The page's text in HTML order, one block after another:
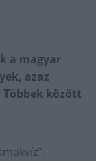
a magyar
azaz
között